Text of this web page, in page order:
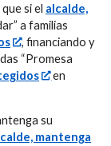
si el alcalde,
a familias
, financiando y
“Promesa
en
su
mantenga